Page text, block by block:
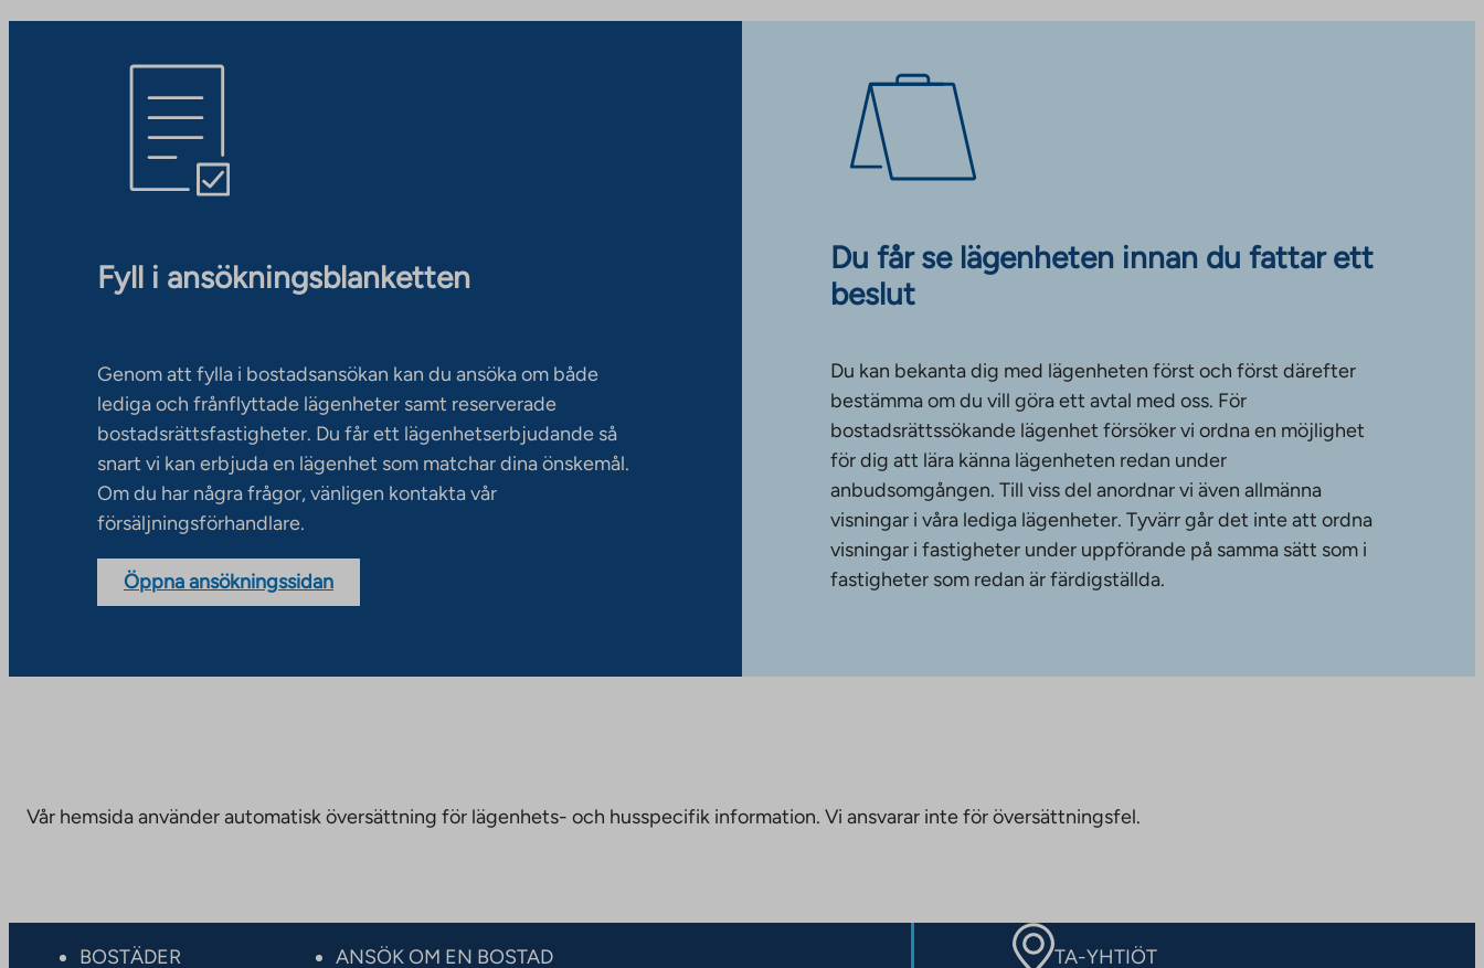
Fyll i ansökningsblanketten
Genom att fylla i bostadsansökan kan du ansöka om både
lediga och frånflyttade lägenheter samt reserverade
bostadsrättsfastigheter. Du får ett lägenhetserbjudande så
snart vi kan erbjuda en lägenhet som matchar dina önskemål.
Om du har några frågor, vänligen kontakta vår
försäljningsförhandlare.
Öppna ansökningssidan
Du får se lägenheten innan du fattar ett
beslut
Du kan bekanta dig med lägenheten först och först därefter
bestämma om du vill göra ett avtal med oss. För
bostadsrättssökande lägenhet försöker vi ordna en möjlighet
för dig att lära känna lägenheten redan under
anbudsomgången. Till viss del anordnar vi även allmänna
visningar i våra lediga lägenheter. Tyvärr går det inte att ordna
visningar i fastigheter under uppförande på samma sätt som i
fastigheter som redan är färdigställda.
Vår hemsida använder automatisk översättning för lägenhets- och husspecifik information. Vi ansvarar inte för översättningsfel.
BOSTÄDER
ANSÖK OM EN BOSTAD
TA-YHTIÖT